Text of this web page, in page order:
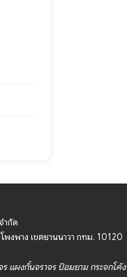
ำกัด
งพาง เขตยานนาวา กทม. 10120
แผงกั้นจราจร ป้อมยาม กระจกโค้ง